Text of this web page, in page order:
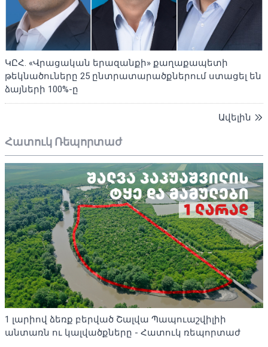
ԿԸՀ. «Վրացական երազանքի» քաղաքապետի
թեկնածուները 25 ընտրատարածքներում ստացել են
ձայների 100%-ը
Ավելին
Հատուկ Ռեպորտաժ
1 լարիով ձեռք բերված Շալվա Պապուաշվիլիի
անտառն ու կալվածքները - Հատուկ ռեպորտաժ